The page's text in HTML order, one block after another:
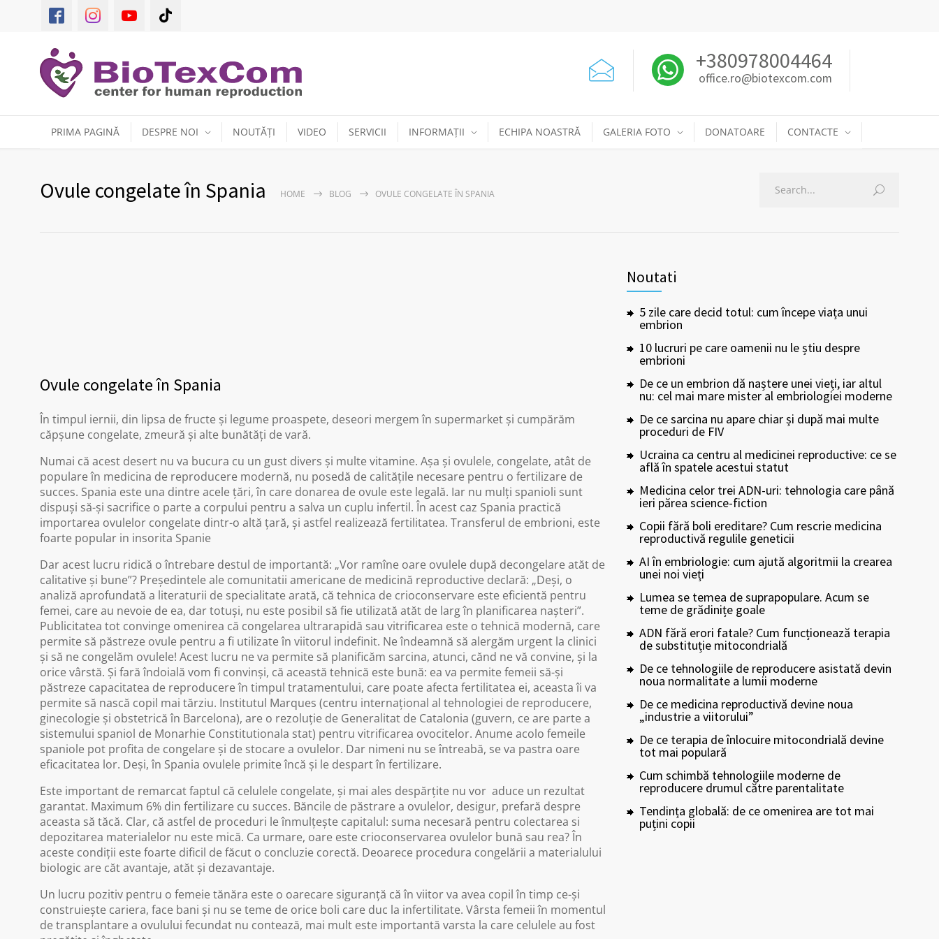
+380978004464
office.ro@biotexcom.com
PRIMA PAGINĂ DESPRE NOI NOUTĂȚI VIDEO SERVICII INFORMAȚII ECHIPA NOASTRĂ GALERIA FOTO DONATOARE CONTACTE
Ovule congelate în Spania HOME BLOG OVULE CONGELATE ÎN SPANIA
Ovule congelate în Spania
În timpul iernii, din lipsa de fructe și legume proaspete, deseori mergem în supermarket și cumpărăm
căpșune congelate, zmeură și alte bunătăți de vară.
Numai că acest desert nu va bucura cu un gust divers și multe vitamine. Așa și ovulele, congelate, atât de
populare în medicina de reproducere modernă, nu posedă de calitățile necesare pentru o fertilizare de
succes. Spania este una dintre acele țări, în care donarea de ovule este legală. Iar nu mulți spanioli sunt
dispuși să-și sacrifice o parte a corpului pentru a salva un cuplu infertil. În acest caz Spania practică
importarea ovulelor congelate dintr-o altă țară, și astfel realizează fertilitatea. Transferul de embrioni, este
foarte popular in insorita Spanie
Dar acest lucru ridică o întrebare destul de importantă: „Vor ramîne oare ovulele după decongelare atăt de
calitative și bune”? Președintele ale comunitatii americane de medicină reproductive declară: „Deși, o
analiză aprofundată a literaturii de specialitate arată, că tehnica de crioconservare este eficientă pentru
femei, care au nevoie de ea, dar totuși, nu este posibil să fie utilizată atăt de larg în planificarea nașteri”.
Publicitatea tot convinge omenirea că congelarea ultrarapidă sau vitrificarea este o tehnică modernă, care
permite să păstreze ovule pentru a fi utilizate în viitorul indefinit. Ne îndeamnă să alergăm urgent la clinici
și să ne congelăm ovulele! Acest lucru ne va permite să planificăm sarcina, atunci, cănd ne vă convine, și la
orice vârstă. Și fară îndoială vom fi convinși, că această tehnică este bună: ea va permite femeii să-și
păstreze capacitatea de reproducere în timpul tratamentului, care poate afecta fertilitatea ei, aceasta îi va
permite să nască copil mai tărziu. Institutul Marques (centru internațional al tehnologiei de reproducere,
ginecologie și obstetrică în Barcelona), are o rezoluție de Generalitat de Catalonia (guvern, ce are parte a
sistemului spaniol de Monarhie Constitutionala stat) pentru vitrificarea ovocitelor. Anume acolo femeile
spaniole pot profita de congelare și de stocare a ovulelor. Dar nimeni nu se întreabă, se va pastra oare
eficacitatea lor. Deși, în Spania ovulele primite încă și le despart în fertilizare.
Este important de remarcat faptul că celulele congelate, și mai ales despărțite nu vor aduce un rezultat
garantat. Maximum 6% din fertilizare cu succes. Băncile de păstrare a ovulelor, desigur, prefară despre
aceasta să tăcă. Clar, că astfel de proceduri le înmulțește capitalul: suma necesară pentru colectarea si
depozitarea materialelor nu este mică. Ca urmare, oare este crioconservarea ovulelor bună sau rea? În
aceste condiții este foarte dificil de făcut o concluzie corectă. Deoarece procedura congelării a materialului
biologic are căt avantaje, atăt și dezavantaje.
Un lucru pozitiv pentru o femeie tănăra este o oarecare siguranță că în viitor va avea copil în timp ce-și
construiește cariera, face bani și nu se teme de orice boli care duc la infertilitate. Vârsta femeii în momentul
de transplantare a ovulului fecundat nu contează, mai mult este importantă varsta la care celulele au fost
Noutati
5 zile care decid totul: cum începe viața unui
embrion
10 lucruri pe care oamenii nu le știu despre
embrioni
De ce un embrion dă naștere unei vieți, iar altul
nu: cel mai mare mister al embriologiei moderne
De ce sarcina nu apare chiar și după mai multe
proceduri de FIV
Ucraina ca centru al medicinei reproductive: ce se
află în spatele acestui statut
Medicina celor trei ADN-uri: tehnologia care până
ieri părea science-fiction
Copii fără boli ereditare? Cum rescrie medicina
reproductivă regulile geneticii
AI în embriologie: cum ajută algoritmii la crearea
unei noi vieți
Lumea se temea de suprapopulare. Acum se
teme de grădinițe goale
ADN fără erori fatale? Cum funcționează terapia
de substituție mitocondrială
De ce tehnologiile de reproducere asistată devin
noua normalitate a lumii moderne
De ce medicina reproductivă devine noua
„industrie a viitorului”
De ce terapia de înlocuire mitocondrială devine
tot mai populară
Cum schimbă tehnologiile moderne de
reproducere drumul către parentalitate
Tendința globală: de ce omenirea are tot mai
puțini copii